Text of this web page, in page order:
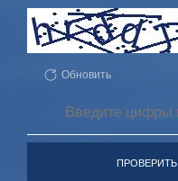
Обновить
ПРОВЕРИТЬ